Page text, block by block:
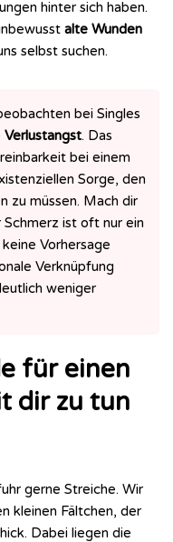
hinter sich haben.
alte Wunden
selbst suchen.
bei Singles
Verlustangst. Das
bei einem
Sorge, den
zu müssen. Mach dir
ist oft nur ein
Vorhersage
Verknüpfung
weniger
für einen
dir zu tun
gerne Streiche. Wir
kleinen Fältchen, der
Dabei liegen die